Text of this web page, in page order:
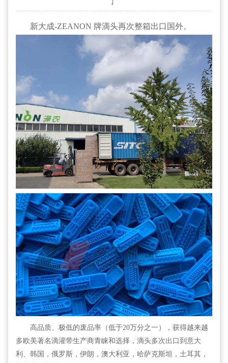
新大成-ZEANON 牌滴头再次整箱出口国外。
高品质、极低的废品率（低于20万分之一），获得越来越
多欧美著名滴灌带生产商青睐和选择，滴头多次出口到意大
利、韩国，俄罗斯，伊朗，澳大利亚，哈萨克斯坦，土耳其，